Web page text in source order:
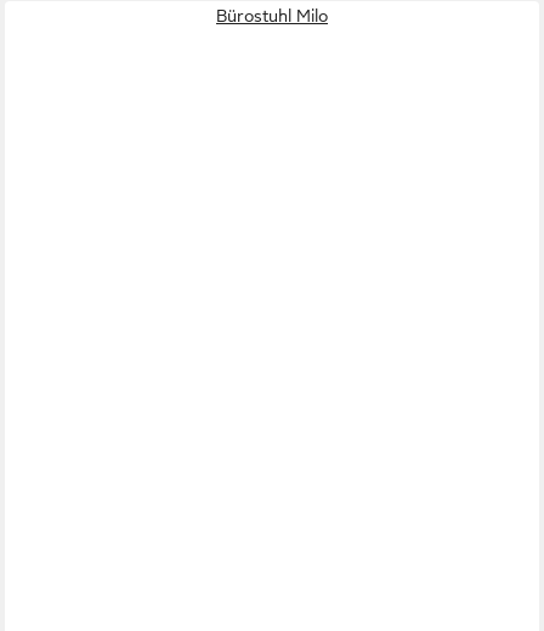
Bürostuhl Milo